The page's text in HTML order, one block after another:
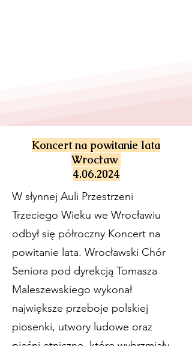
Koncert na powitanie lata
Wrocław
4.06.2024
W słynnej Auli Przestrzeni
Trzeciego Wieku we Wrocławiu
odbył się półroczny Koncert na
powitanie lata. Wrocławski Chór
Seniora pod dyrekcją Tomasza
Maleszewskiego wykonał
największe przeboje polskiej
piosenki, utwory ludowe oraz